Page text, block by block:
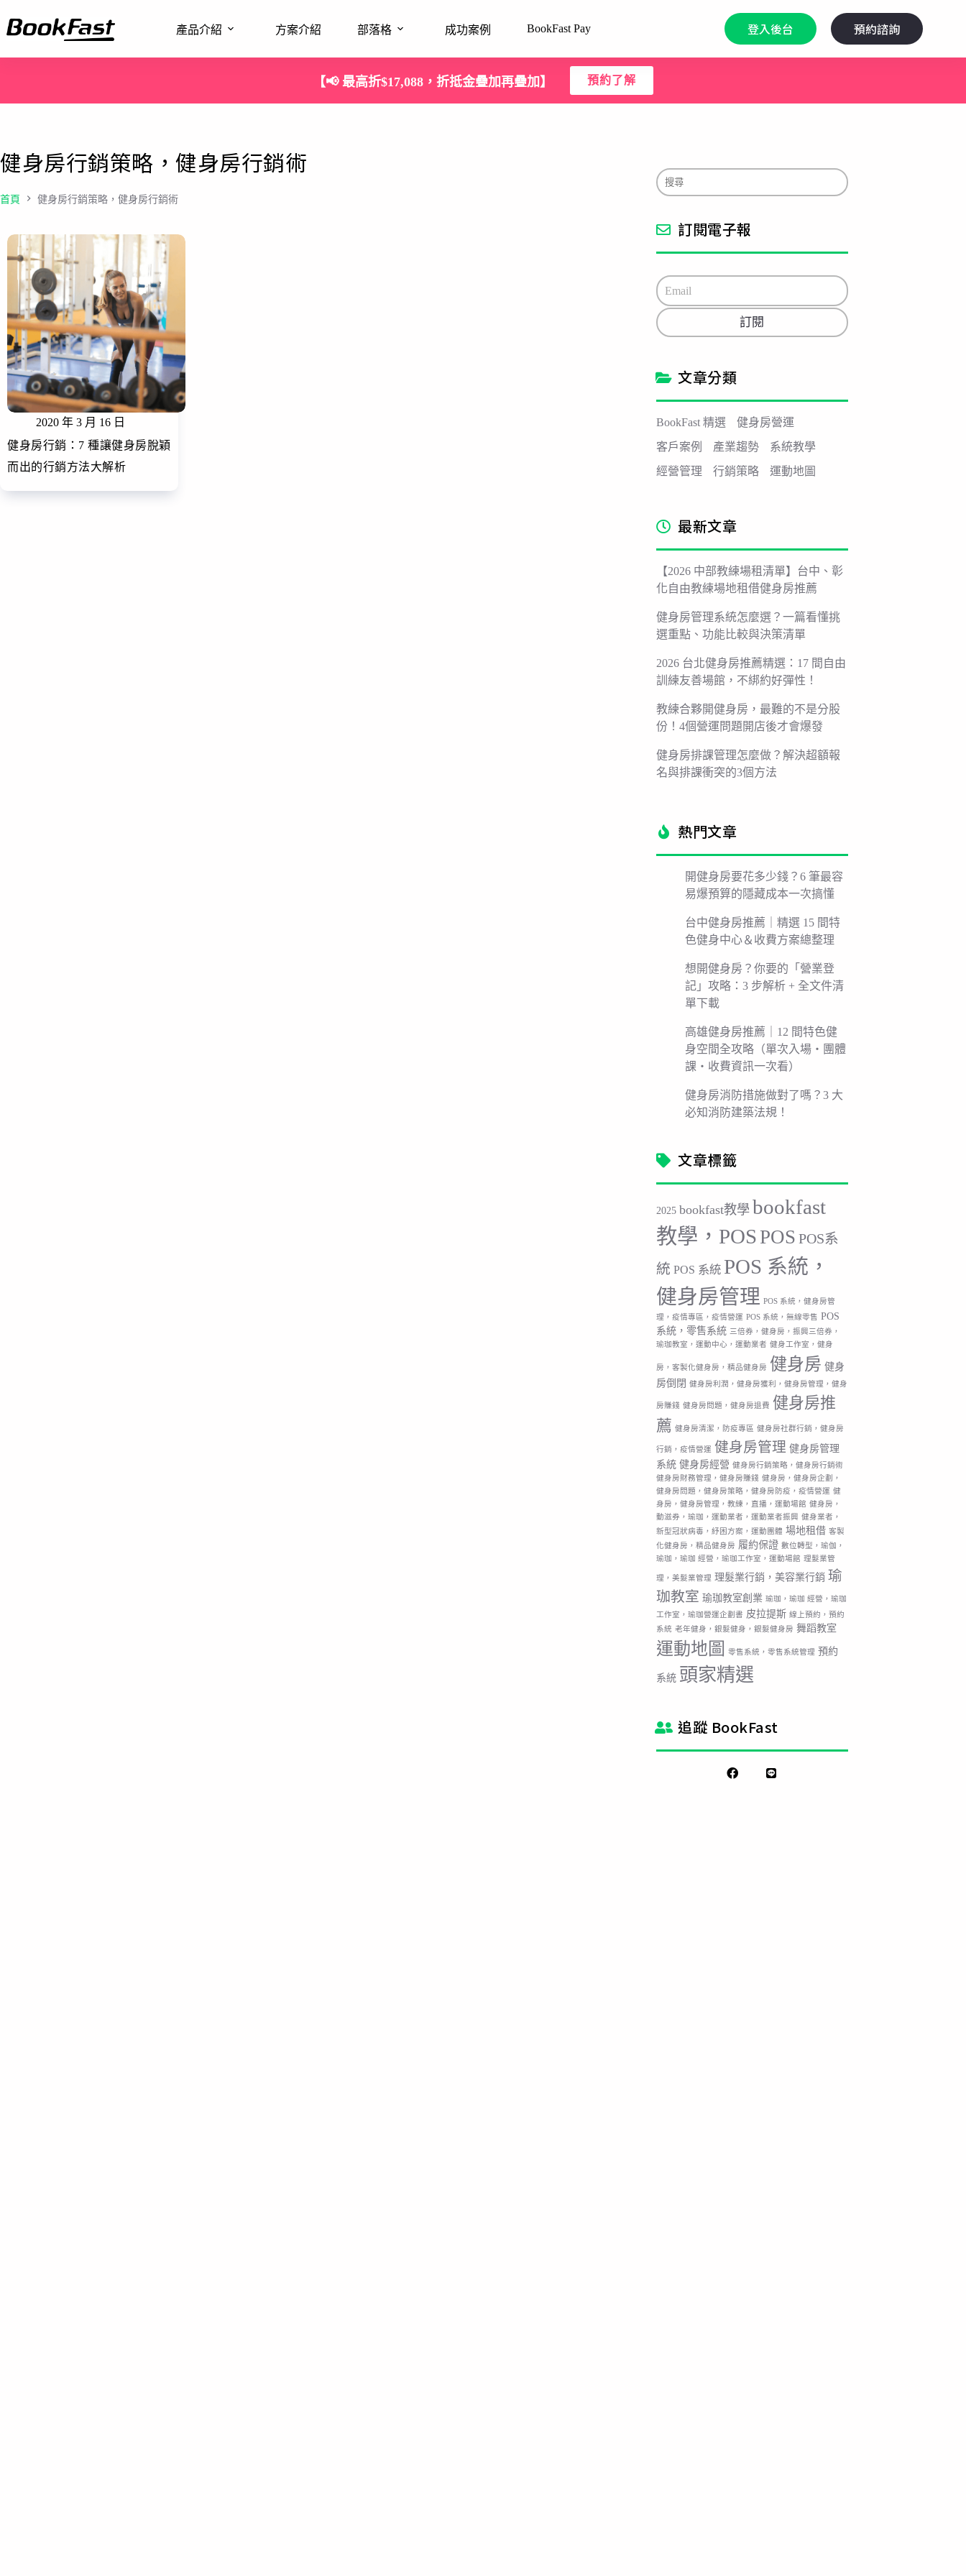
產品介紹 方案介紹 部落格 成功案例 BookFast Pay 登入後台 預約諮詢
【📢 最高折$17,088，折抵金疊加再疊加】 預約了解
健身房行銷策略，健身房行銷術
首頁 健身房行銷策略，健身房行銷術
2020 年 3 月 16 日
健身房行銷：7 種讓健身房脫穎
而出的行銷方法大解析
訂閱電子報
E
m
a
i
訂閱
文章分類
BookFast 精選
健身房營運
客戶案例
產業趨勢
系統教學
經營管理
行銷策略 運動地圖
最新文章
【2026 中部教練場租清單】台中、彰
化自由教練場地租借健身房推薦
健身房管理系統怎麼選？一篇看懂挑
選重點、功能比較與決策清單
2026 台北健身房推薦精選：17 間自由
訓練友善場館，不綁約好彈性！
教練合夥開健身房，最難的不是分股
份！4個營運問題開店後才會爆發
健身房排課管理怎麼做？解決超額報
名與排課衝突的3個方法
熱門文章​
開健身房要花多少錢？6 筆最容
易爆預算的隱藏成本一次搞懂
台中健身房推薦｜精選 15 間特
色健身中心＆收費方案總整理
想開健身房？你要的「營業登
記」攻略：3 步解析 + 全文件清
單下載
高雄健身房推薦｜12 間特色健
身空間全攻略（單次入場・團體
課・收費資訊一次看）
健身房消防措施做對了嗎？3 大
必知消防建築法規！
文章標籤
2025 bookfast教學 bookfast
教學，POS POS POS系
統 POS 系統 POS 系統，
健身房管理 POS 系統，健身房管
理，疫情專區，疫情營運 POS 系統，無線零售 POS
系統，零售系統 三倍券，健身房，振興三倍券，
瑜珈教室，運動中心，運動業者 健身工作室，健身
房，客製化健身房，精品健身房 健身房 健身
房倒閉 健身房利潤，健身房獲利，健身房管理，健身
房賺錢 健身房問題，健身房退費 健身房推
薦 健身房清潔，防疫專區 健身房社群行銷，健身房
行銷，疫情營運 健身房管理 健身房管理
系統 健身房經營 健身房行銷策略，健身房行銷術
健身房財務管理，健身房賺錢 健身房，健身房企劃，
健身房問題，健身房策略，健身房防疫，疫情營運 健
身房，健身房管理，教練，直播，運動場館 健身房，
動滋券，瑜珈，運動業者，運動業者振興 健身業者，
新型冠狀病毒，紓困方案，運動團體 場地租借 客製
化健身房，精品健身房 履約保證 數位轉型，瑜伽，
瑜珈，瑜珈 經營，瑜珈工作室，運動場館 理髮業管
理，美髮業管理 理髮業行銷，美容業行銷 瑜
珈教室 瑜珈教室創業 瑜珈，瑜珈 經營，瑜珈
工作室，瑜珈營運企劃書 皮拉提斯 線上預約，預約
系統 老年健身，銀髮健身，銀髮健身房 舞蹈教室
運動地圖 零售系統，零售系統管理 預約
系統 頭家精選
追蹤 BookFast